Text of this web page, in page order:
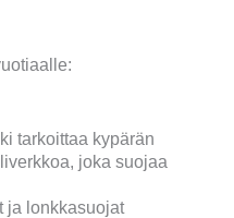
tarkoittaa kypärän
joka suojaa
ja lonkkasuojat